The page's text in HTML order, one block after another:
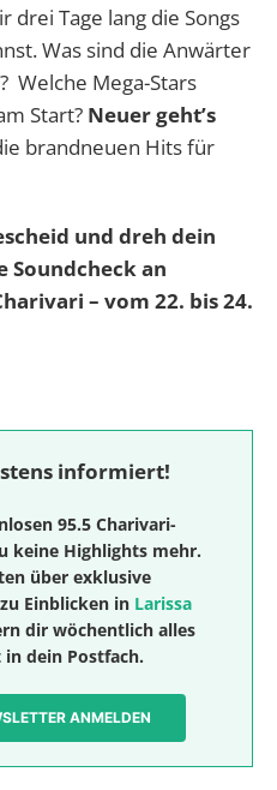
drei Tage lang die Songs
Was sind die Anwärter
Welche Mega-Stars
Start? Neuer geht’s
brandneuen Hits für
und dreh dein
Soundcheck an
– vom 22. bis 24.
informiert!
95.5 Charivari-
keine Highlights mehr.
über exklusive
Einblicken in Larissa
dir wöchentlich alles
dein Postfach.
ANMELDEN